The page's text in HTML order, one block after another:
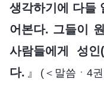
생각하기에 다들
어본다. 그들이
사람들에게 성
다. 』 (＜말씀ㆍ4